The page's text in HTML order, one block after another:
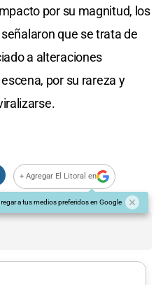
por su magnitud, los
que se trata de
a alteraciones
por su rareza y
+ Agregar El Litoral en
a tus medios preferidos en Google